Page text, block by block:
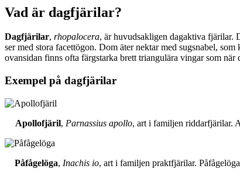
Vad är dagfjärilar?
Dagfjärilar, rhopalocera, är huvudsakligen dagaktiva fjärilar.
ser med stora facettögon. Dom äter nektar med sugsnabel,
ovansidan finns ofta färgstarka brett triangulära vingar som
Exempel på dagfjärilar
Apollofjäril, Parnassius apollo, art i familjen riddarfjärilar.
Påfågelöga, Inachis io, art i familjen praktfjärilar.